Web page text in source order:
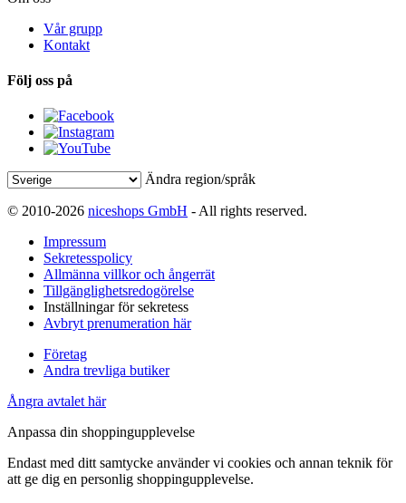
Vår grupp
Kontakt
Följ oss på
Ändra region/språk
© 2010-2026 niceshops GmbH - All rights reserved.
Impressum
Sekretesspolicy
Allmänna villkor och ångerrät
Tillgänglighetsredogörelse
Inställningar för sekretess
Avbryt prenumeration här
Företag
Andra trevliga butiker
Ångra avtalet här
Anpassa din shoppingupplevelse
Endast med ditt samtycke använder vi cookies och annan teknik för
att ge dig en personlig shoppingupplevelse.